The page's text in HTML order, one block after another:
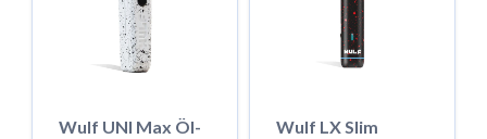
Wulf UNI Max Öl-
Wulf LX Slim